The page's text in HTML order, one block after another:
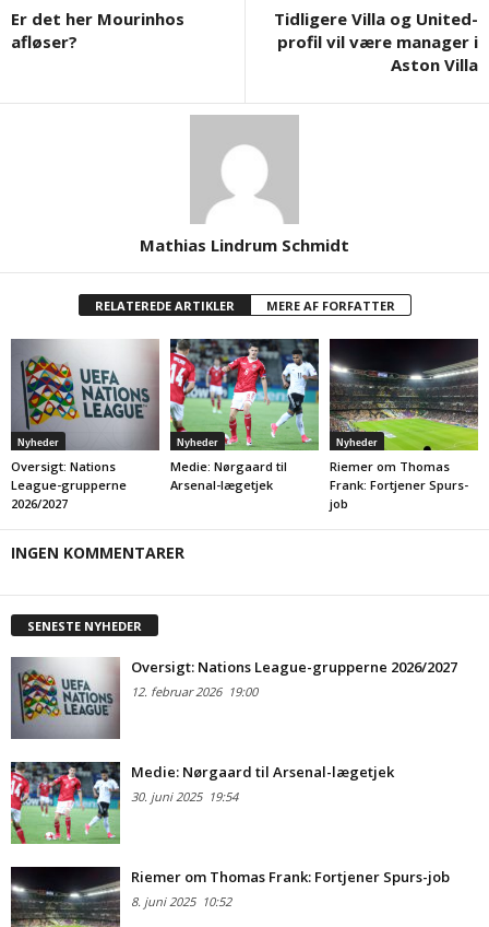
Er det her Mourinhos
afløser?
Tidligere Villa og United-
profil vil være manager i
Aston Villa
Mathias Lindrum Schmidt
RELATEREDE ARTIKLER MERE AF FORFATTER
Nyheder
Oversigt: Nations
League-grupperne
2026/2027
Nyheder
Medie: Nørgaard til
Arsenal-lægetjek
Nyheder
Riemer om Thomas
Frank: Fortjener Spurs-
job
INGEN KOMMENTARER
SENESTE NYHEDER
Oversigt: Nations League-grupperne 2026/2027
12. februar 202619:00
Medie: Nørgaard til Arsenal-lægetjek
30. juni 202519:54
Riemer om Thomas Frank: Fortjener Spurs-job
8. juni 202510:52